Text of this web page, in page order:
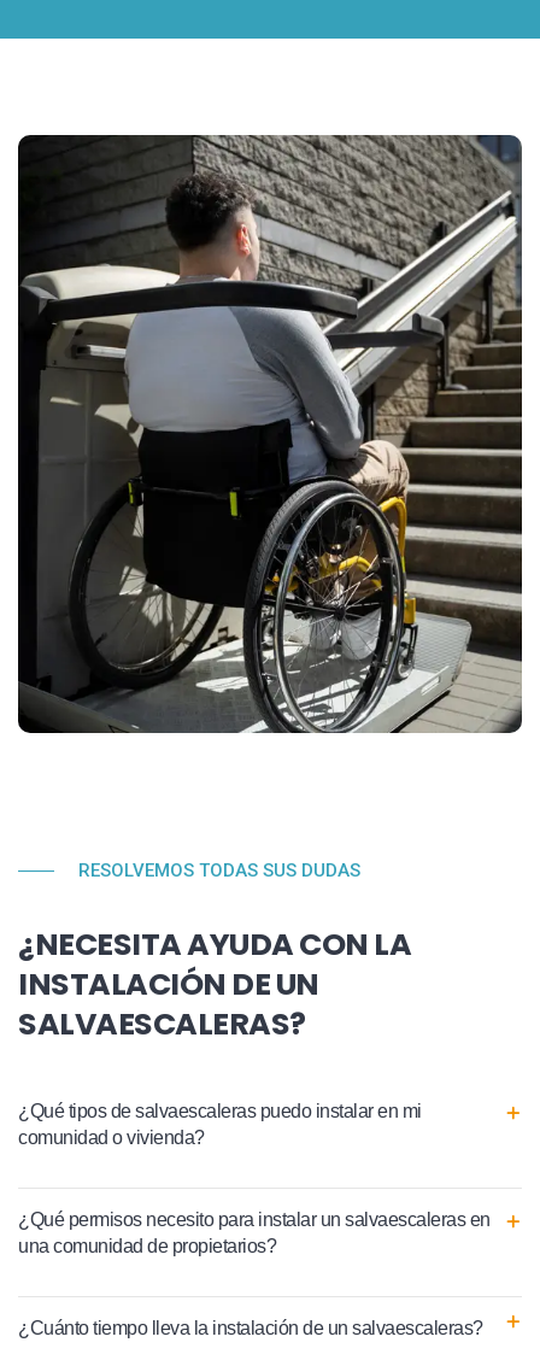
RESOLVEMOS TODAS SUS DUDAS
¿NECESITA AYUDA CON LA
INSTALACIÓN DE UN
SALVAESCALERAS?
¿Qué tipos de salvaescaleras puedo instalar en mi
comunidad o vivienda?
¿Qué permisos necesito para instalar un salvaescaleras en
una comunidad de propietarios?
¿Cuánto tiempo lleva la instalación de un salvaescaleras?